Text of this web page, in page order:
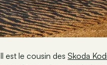
est le cousin des Skoda